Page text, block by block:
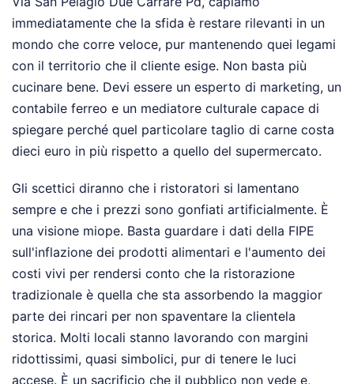
immediatamente che la sfida è restare rilevanti in un
mondo che corre veloce, pur mantenendo quei legami
con il territorio che il cliente esige. Non basta più
cucinare bene. Devi essere un esperto di marketing, un
contabile ferreo e un mediatore culturale capace di
spiegare perché quel particolare taglio di carne costa
dieci euro in più rispetto a quello del supermercato.
Gli scettici diranno che i ristoratori si lamentano
sempre e che i prezzi sono gonfiati artificialmente. È
una visione miope. Basta guardare i dati della FIPE
sull'inflazione dei prodotti alimentari e l'aumento dei
costi vivi per rendersi conto che la ristorazione
tradizionale è quella che sta assorbendo la maggior
parte dei rincari per non spaventare la clientela
storica. Molti locali stanno lavorando con margini
ridottissimi, quasi simbolici, pur di tenere le luci
accese. È un sacrificio che il pubblico non vede e,